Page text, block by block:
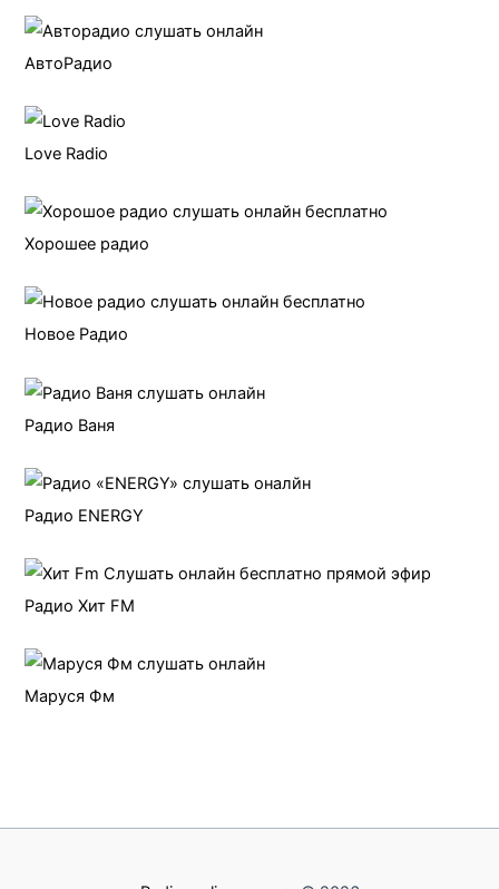
АвтоРадио
Love Radio
Хорошее радио
Новое Радио
Радио Ваня
Радио ENERGY
Радио Хит FM
Маруся Фм